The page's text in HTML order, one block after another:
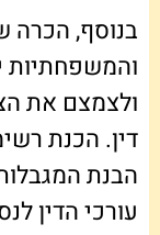
בנוסף, הכרה
והמשפחתיות
ולצמצם את
דין. הכנת
הבנת
עורכי הדין